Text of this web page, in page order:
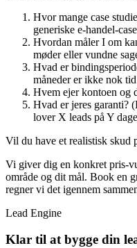
Hvor mange case
generiske e-handel-
Hvordan måler I om
møder eller vundne
Hvad er
måneder er ikke nok
Hvem ejer kontoen og
Hvad er jeres garanti?
lover X leads på Y
Vil du have et realistisk skud
Vi giver dig en konkret pris-
område og dit mål. Book en
regner vi det igennem
Lead Engine
Klar til at bygge din